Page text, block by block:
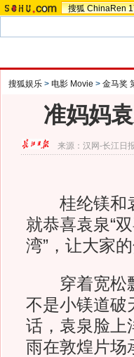
搜狐 ChinaRen
搜狐娱乐 > 电影 Movie > 金马奖
准妈妈
来源： 汉网-长江日
桂纶镁和袁
就恭喜袁泉“
湾”，让大家
穿着宽松飘
不是小镁道破
话，袁泉脸上
雨在敦煌片场